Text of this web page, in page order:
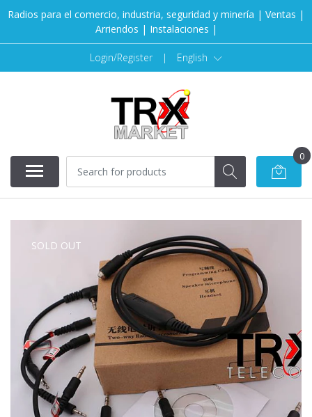
Radios para el comercio, industria, seguridad y minería | Ventas |
Arriendos | Instalaciones |
Login/Register | English
0
SOLD OUT